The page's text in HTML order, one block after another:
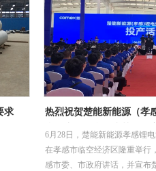
顺
广州市白云区江高净水厂
(EPC)项目
广州市白云区江高净水厂设计-
主要用于项目水质净化厂工艺
钢工业管，规格是DN25-